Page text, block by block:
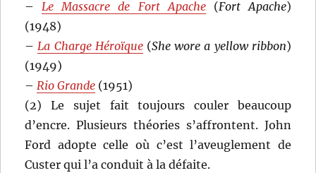
–Le Massacre de Fort Apache(Fort Apache)
(1948)
–La Charge Héroïque(She wore a yellow ribbon)
(1949)
–Rio Grande (1951)
(2) Le sujet fait toujours couler beaucoup
d’encre. Plusieurs théories s’affrontent. John
Ford adopte celle où c’est l’aveuglement de
Custer qui l’a conduit à la défaite.